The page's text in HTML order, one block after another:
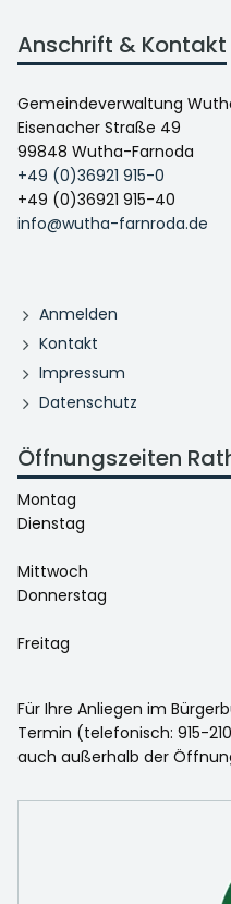
Anschrift & Kontakt
Gemeindeverwaltung
Eisenacher Straße 49
99848 Wutha-Farnoda
+49 (0)36921 915-0
+49 (0)36921 915-40
info@wutha-farnroda.de
Anmelden
Kontakt
Impressum
Datenschutz
Öffnungszeiten
Montag
Dienstag
Mittwoch
Donnerstag
Freitag
Für Ihre Anliegen im
Termin (telefonisch: 915-
auch außerhalb der